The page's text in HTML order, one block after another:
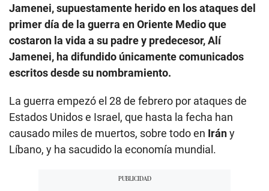
Jamenei, supuestamente herido en los ataques del
primer día de la guerra en Oriente Medio que
costaron la vida a su padre y predecesor, Alí
Jamenei, ha difundido únicamente comunicados
escritos desde su nombramiento.
La guerra empezó el 28 de febrero por ataques de
Estados Unidos e Israel, que hasta la fecha han
causado miles de muertos, sobre todo en Irány
Líbano, y ha sacudido la economía mundial.